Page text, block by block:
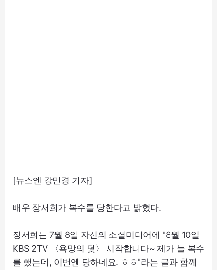
[뉴스엔 강민경 기자]
배우 장서희가 복수를 당한다고 밝혔다.
장서희는 7월 8일 자신의 소셜미디어에 "8월 10일
KBS 2TV 〈욕망의 덫〉 시작합니다~ 제가 늘 복수
를 했는데, 이번엔 당하네요. ㅎㅎ"라는 글과 함께